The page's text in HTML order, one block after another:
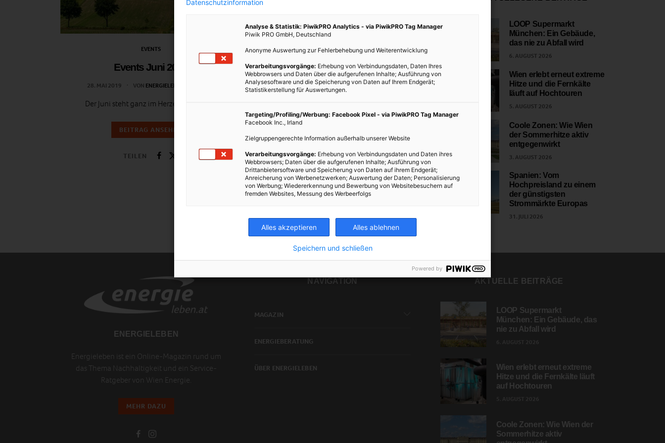
EVENTS
Events Juni 2019
28. MAI 2019 VON ENERGIELEBEN REDAKTION
Der Juni steht ganz im Herzen der Musik!
BEITRAG ANSEHEN
TEILEN
BEITRAG ANSEHEN
TEILEN
LOOP Supermarkt
München: Ein Gebäude,
das nie zu Abfall wird
6. AUGUST 2026
Wien erlebt erneut extreme
Hitze und die Fernkälte
läuft auf Hochtouren
5. AUGUST 2026
Coole Zonen: Wie Wien
der Sommerhitze aktiv
entgegenwirkt
3. AUGUST 2026
Spanien: Vom
Hochpreisland zu einem
der günstigsten
Strommärkte Europas
31. JULI 2026
ENERGIELEBEN
Energieleben ist ein Online-Magazin rund um
das Thema Nachhaltigkeit und ein Service-
Ratgeber von Wien Energie.
MEHR DAZU
NAVIGATION
MAGAZIN
ENERGIEBERATUNG
ÜBER ENERGIELEBEN
AKTUELLE BEITRÄGE
LOOP Supermarkt
München: Ein Gebäude, das
nie zu Abfall wird
Wien erlebt erneut extreme
Hitze und die Fernkälte läuft
auf Hochtouren
Coole Zonen: Wie Wien der
Sommerhitze aktiv
Datenschutzinformation
Analyse & Statistik: PiwikPRO Analytics - via PiwikPRO Tag Manager
Piwik PRO GmbH, Deutschland
Anonyme Auswertung zur Fehlerbehebung und Weiterentwicklung
Verarbeitungsvorgänge: Erhebung von Verbindungsdaten, Daten Ihres
Webbrowsers und Daten über die aufgerufenen Inhalte; Ausführung von
Analysesoftware und die Speicherung von Daten auf Ihrem Endgerät;
Statistikerstellung für Auswertungen.
Targeting/Profiling/Werbung: Facebook Pixel - via PiwikPRO Tag Manager
Facebook Inc., Irland
Zielgruppengerechte Information außerhalb unserer Website
Verarbeitungsvorgänge: Erhebung von Verbindungsdaten und Daten ihres
Webbrowsers; Daten über die aufgerufenen Inhalte; Ausführung von
Drittanbietersoftware und Speicherung von Daten auf ihrem Endgerät;
Anreicherung von Werbenetzwerken; Auswertung der Daten; Personalisierung
von Werbung; Wiedererkennung und Bewerbung von Websitebesuchern auf
fremden Websites, Messung des Werbeerfolgs
Alles akzeptieren Alles ablehnen
Speichern und schließen
Powered by